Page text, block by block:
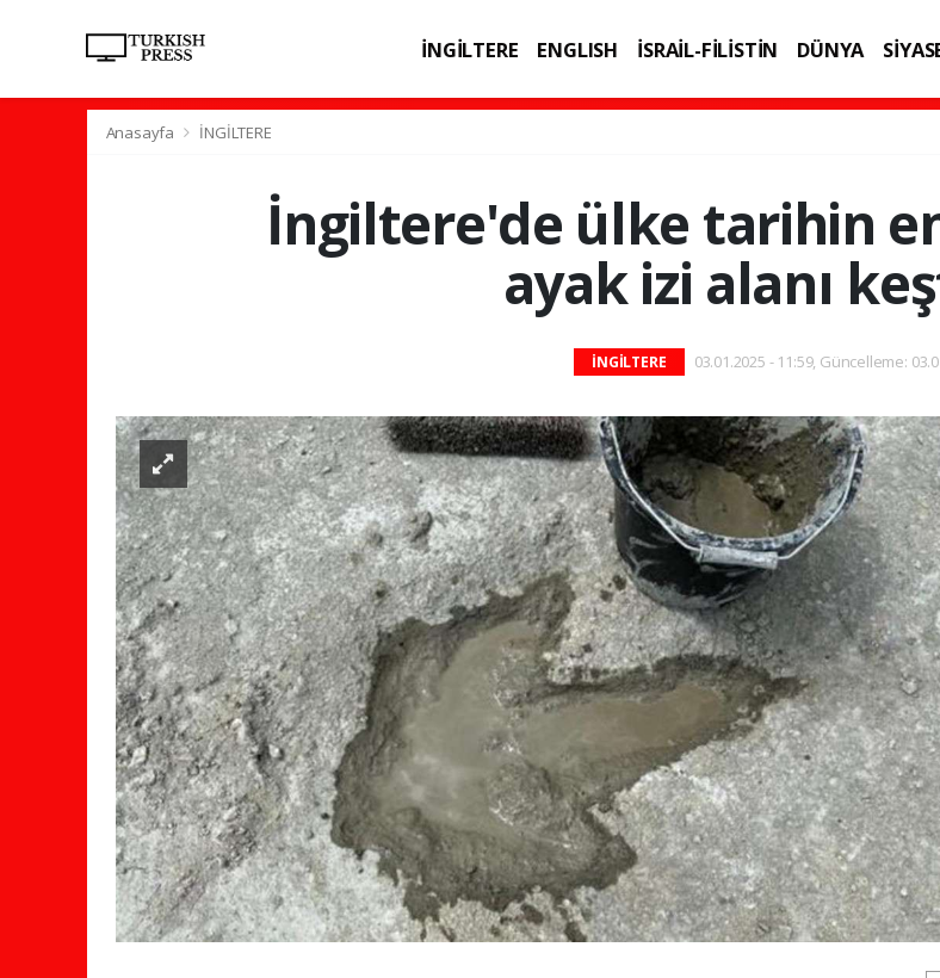
İNGİLTERE ENGLISH İSRAİL-FİLİSTİN DÜNYA
Anasayfa İNGİLTERE
İngiltere'de ülke tarihin
ayak izi alanı
İNGİLTERE 03.01.2025 - 11:59, Güncelleme: